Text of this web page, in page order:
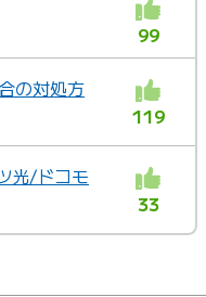
99
の対処方
119
光/ドコモ
33